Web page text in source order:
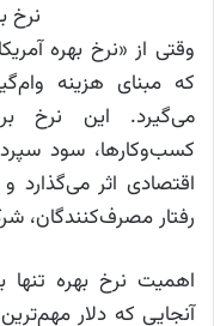
نرخ
وقتی از «نرخ بهره
که مبنای هزینه
می‌گیرد. این نرخ
کسب‌وکارها، سود
اقتصادی اثر می‌گذارد
رفتار مصرف‌کنندگان،
اهمیت نرخ بهره تنها
آنجایی که دلار